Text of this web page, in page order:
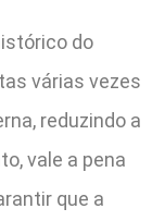
do
várias vezes
reduzindo a
vale a pena
que a